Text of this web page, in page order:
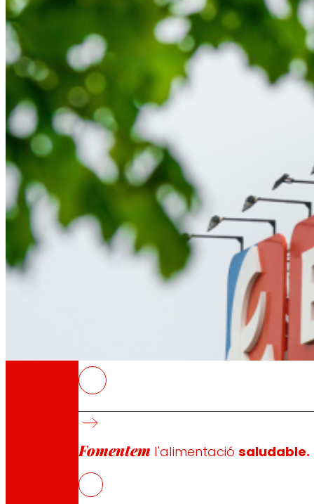
Cooperativa
Som per i per a les persones. Descobreix
Fundació
A través de la nostra Fundació impulsem
EROSKI
Fomentem l'alimentaciósaludable.
L’abonament als titulars d’Aportacions
Un inversor que hagi adquirit AFS en 2002
Els interessos per al present exercici queden